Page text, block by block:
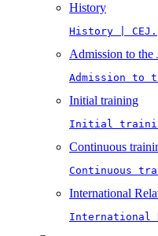
History
History |
Admission to the
Admission to
Initial training
Initial
Continuous
Continuous
International
International